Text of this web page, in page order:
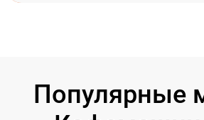
Популярные